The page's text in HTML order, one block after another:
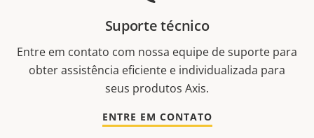
Suporte técnico
Entre em contato com nossa equipe de suporte para
obter assistência eficiente e individualizada para
seus produtos Axis.
ENTRE EM CONTATO